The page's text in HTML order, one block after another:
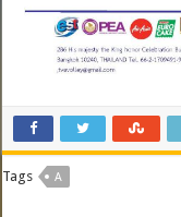
Tags A